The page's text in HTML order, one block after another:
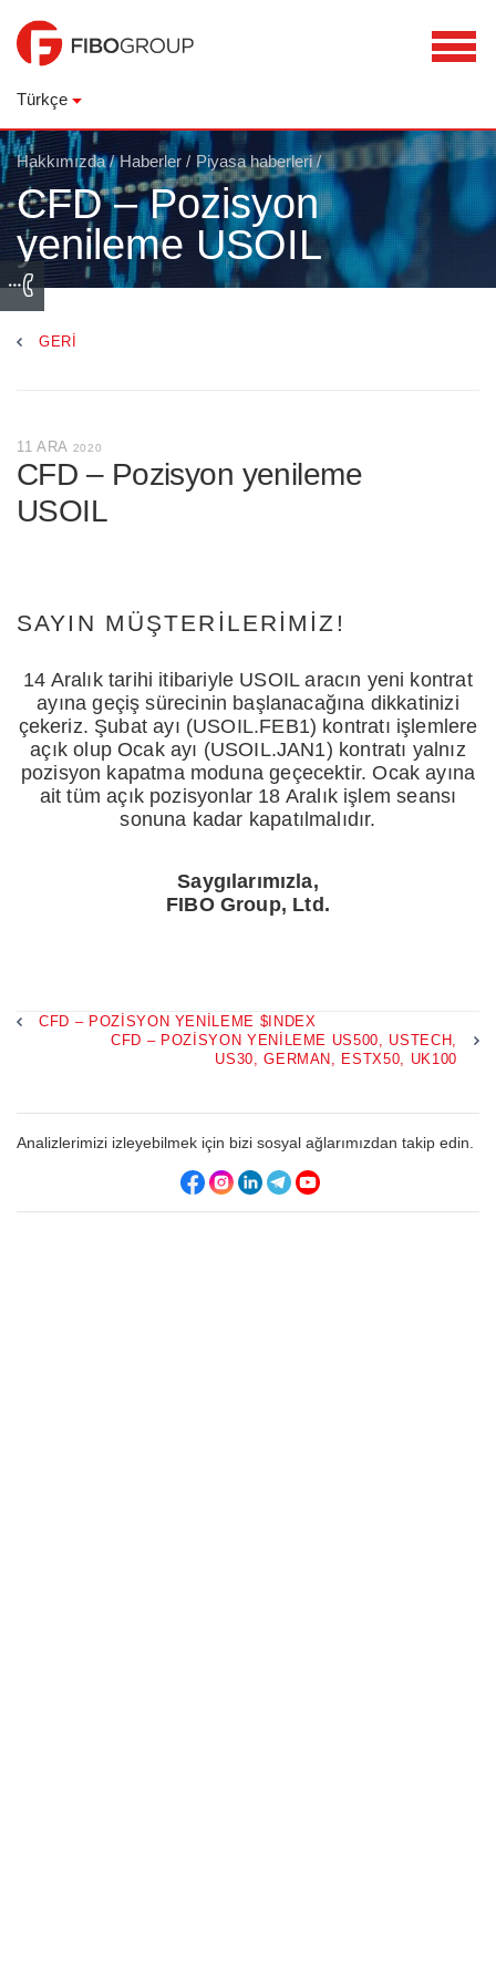
Türkçe
Hakkımızda/ Haberler / Piyasa haberleri/
CFD – Pozisyon
yenileme USOIL
GERI
11 ARA 2020
CFD – Pozisyon yenileme
USOIL
SAYIN MÜŞTERILERIMIZ!
14 Aralık tarihi itibariyle USOIL aracın yeni kontrat
ayına geçiş sürecinin başlanacağına dikkatinizi
çekeriz. Şubat ayı (USOIL.FEB1) kontratı işlemlere
açık olup Ocak ayı (USOIL.JAN1) kontratı yalnız
pozisyon kapatma moduna geçecektir. Ocak ayına
ait tüm açık pozisyonlar 18 Aralık işlem seansı
sonuna kadar kapatılmalıdır.
Saygılarımızla,
FIBO Group, Ltd.
CFD – POZISYON YENILEME $INDEX
CFD – POZISYON YENILEME US500, USTECH,
US30, GERMAN, ESTX50, UK100
Analizlerimizi izleyebilmek için bizi sosyal ağlarımızdan takip edin.